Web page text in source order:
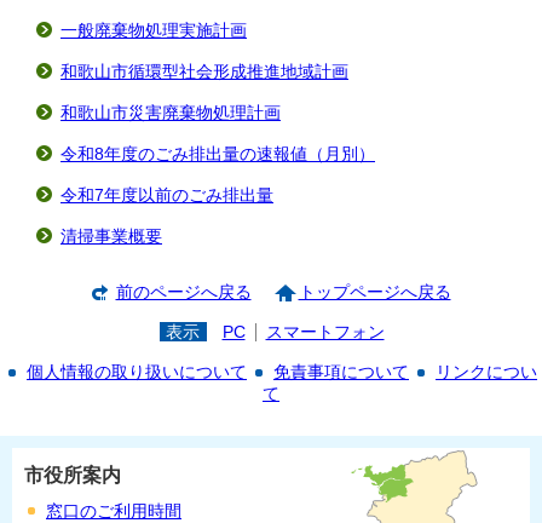
一般廃棄物処理実施計画
和歌山市循環型社会形成推進地域計画
和歌山市災害廃棄物処理計画
令和8年度のごみ排出量の速報値（月別）
令和7年度以前のごみ排出量
清掃事業概要
前のページへ戻る トップページへ戻る
表示 PC スマートフォン
個人情報の取り扱いについて 免責事項について
リンクについ
て
市役所案内
窓口のご利用時間